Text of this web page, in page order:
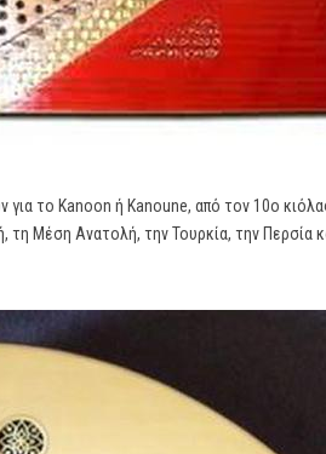
το Kanoon ή Kanoune, από τον 10ο
τη Μέση Ανατολή, την Τουρκία, την Περσία